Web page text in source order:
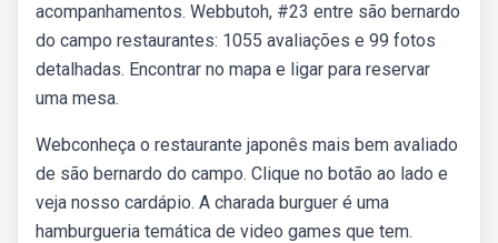
acompanhamentos. Webbutoh, #23 entre são bernardo
do campo restaurantes: 1055 avaliações e 99 fotos
detalhadas. Encontrar no mapa e ligar para reservar
uma mesa.
Webconheça o restaurante japonês mais bem avaliado
de são bernardo do campo. Clique no botão ao lado e
veja nosso cardápio. A charada burguer é uma
hamburgueria temática de video games que tem.